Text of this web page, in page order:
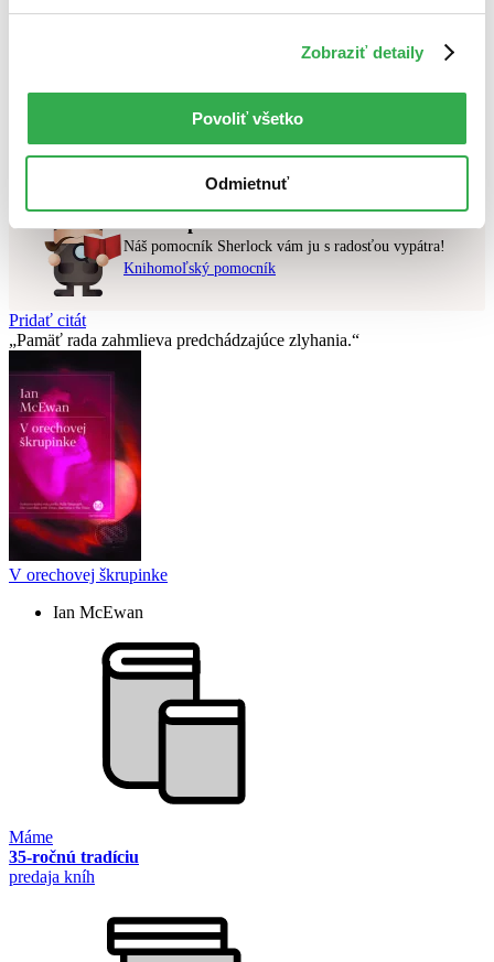
Zobraziť detaily
Povoliť všetko
Odmietnuť
Najvyššia zľava
vyhovujúci zadaným podmienkam.
Skúste prosím zmeniť vyhľadávaný výraz.
Náš pomocník Sherlock vám ju s radosťou vypátra!
Knihomoľský pomocník
Pridať citát
Pamäť rada zahmlieva predchádzajúce zlyhania.
V orechovej škrupinke
Ian McEwan
Máme
35-ročnú tradíciu
predaja kníh